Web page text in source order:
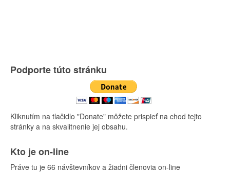
Podporte túto stránku
Kliknutím na tlačidlo "Donate" môžete prispieť na chod tejto
stránky a na skvalitnenie jej obsahu.
Kto je on-line
Práve tu je 66 návštevníkov a žiadni členovia on-line